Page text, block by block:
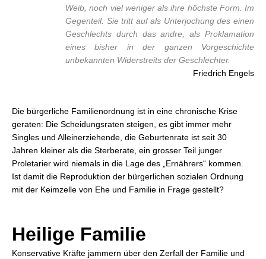
Weib, noch viel weniger als ihre höchste Form. Im
Gegenteil. Sie tritt auf als Unterjochung des einen
Geschlechts durch das andre, als Proklamation
eines bisher in der ganzen Vorgeschichte
unbekannten Widerstreits der Geschlechter.
Friedrich Engels
Die bürgerliche Familienordnung ist in eine chronische Krise
geraten: Die Scheidungsraten steigen, es gibt immer mehr
Singles und Alleinerziehende, die Geburtenrate ist seit 30
Jahren kleiner als die Sterberate, ein grosser Teil junger
Proletarier wird niemals in die Lage des „Ernährers“ kommen.
Ist damit die Reproduktion der bürgerlichen sozialen Ordnung
mit der Keimzelle von Ehe und Familie in Frage gestellt?
Heilige Familie
Konservative Kräfte jammern über den Zerfall der Familie und